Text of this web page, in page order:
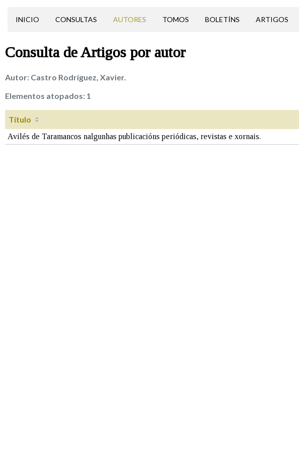
INICIO CONSULTAS AUTORES TOMOS BOLETÍNS ARTIGOS
Consulta deArtigos por autor
Autor: Castro Rodríguez, Xavier.
Elementos atopados: 1
Título
Avilés de Taramancos nalgunhas publicacións periódicas, revistas e xornais.